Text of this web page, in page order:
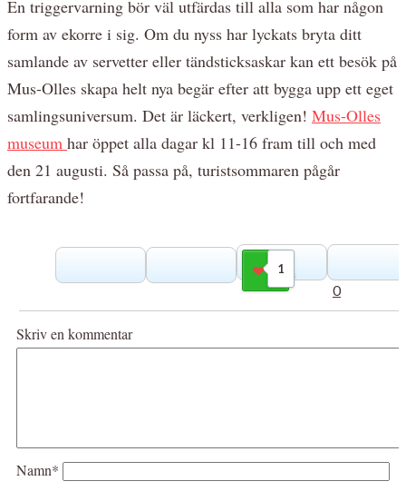
En triggervarning bör väl utfärdas till alla som har någon
form av ekorre i sig. Om du nyss har lyckats bryta ditt
samlande av servetter eller tändsticksaskar kan ett besök på
Mus-Olles skapa helt nya begär efter att bygga upp ett eget
samlingsuniversum. Det är läckert, verkligen! Mus-Olles
museum har öppet alla dagar kl 11-16 fram till och med
den 21 augusti. Så passa på, turistsommaren pågår
fortfarande!
1
Gilla
0
Skriv en kommentar
Namn*